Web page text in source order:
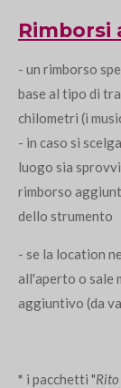
Rimborsi
- un rimborso
base al tipo di
chilometri (i
- in caso si
luogo sia
rimborso
dello strumento
- se la location
all'aperto o sale
aggiuntivo (da
* i pacchetti "